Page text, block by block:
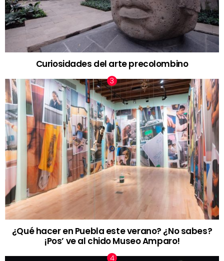
Curiosidades del arte precolombino
¿Qué hacer en Puebla este verano? ¿No sabes?
¡Pos’ ve al chido Museo Amparo!